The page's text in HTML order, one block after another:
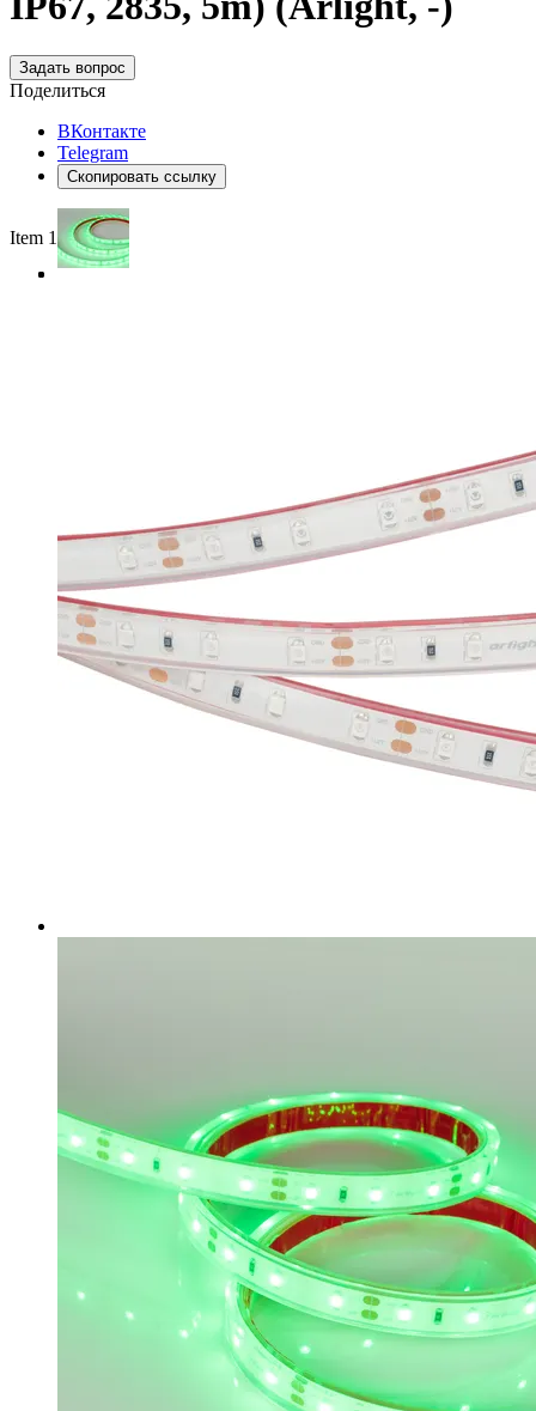
Задать вопрос
Поделиться
ВКонтакте
Telegram
Скопировать ссылку
Item 1 of 3